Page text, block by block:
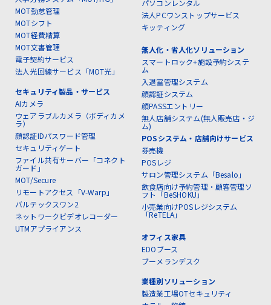
MOT勤怠管理
MOTシフト
MOT経費精算
MOT文書管理
電子契約サービス
法人光回線サービス「MOT光」
セキュリティ製品・サービス
AIカメラ
ウェアラブルカメラ（ボディカメ
ラ）
顔認証IDパスワード管理
セキュリティゲート
ファイル共有サーバー「コネクト
ガード」
MOT/Secure
リモートアクセス「V-Warp」
バルテックスワン2
ネットワークビデオレコーダー
UTMアプライアンス
パソコンレンタル
法人PCワンストップサービス
キッティング
無人化・省人化ソリューション
スマートロック+施設予約システ
ム
入退室管理システム
顔認証システム
顔PASSエントリー
無人店舗システム(無人販売店・ジ
ム)
POSシステム・店舗向けサービス
券売機
POSレジ
サロン管理システム「Besalo」
飲食店向け予約管理・顧客管理ソ
フト「BeSHOKU」
小売業向けPOSレジシステム
「ReTELA」
オフィス家具
EDOブース
ブーメランデスク
業種別ソリューション
製造業工場OTセキュリティ